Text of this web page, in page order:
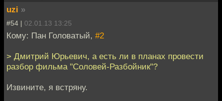
uzi »
#54 | 02.01.13 13:25
Кому: Пан Головатый, #2
> Дмитрий Юрьевич, а есть ли в планах провести
разбор фильма "Соловей-Разбойник"?
Извините, я встряну.